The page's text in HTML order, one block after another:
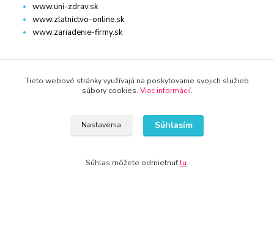
www.uni-zdrav.sk
www.zlatnictvo-online.sk
www.zariadenie-firmy.sk
Kontakty
WWW.TOP-NABYTOK.SK
Tieto webové stránky využívajú na poskytovanie svojich služieb
súbory cookies. Viac informácií.
Nastavenia Súhlasím
Súhlas môžete odmietnuťtu.